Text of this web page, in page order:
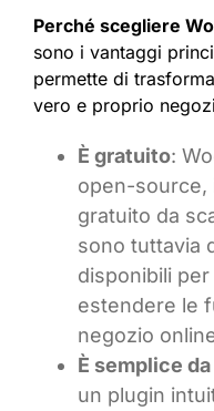
Perché scegliere
sono i vantaggi
permette di
vero e proprio
È gratuito:
open-source,
gratuito da
sono tuttavia
disponibili
estendere le
negozio
È semplice
un plugin